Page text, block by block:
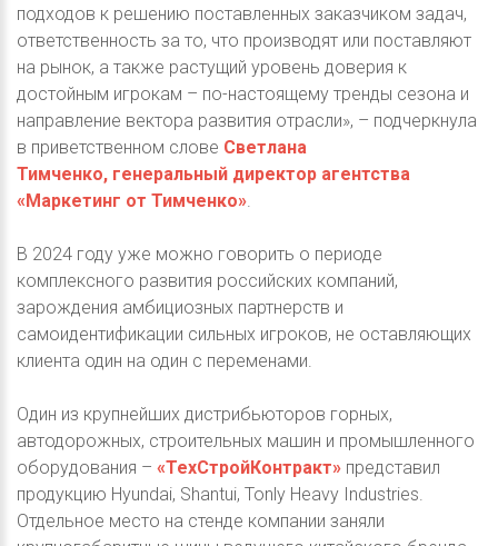
подходов к решению поставленных заказчиком задач,
ответственность за то, что производят или поставляют
на рынок, а также растущий уровень доверия к
достойным игрокам – по-настоящему тренды сезона и
направление вектора развития отрасли», – подчеркнула
в приветственном слове Светлана
Тимченко, генеральный директор агентства
«Маркетинг от Тимченко».
В 2024 году уже можно говорить о периоде
комплексного развития российских компаний,
зарождения амбициозных партнерств и
самоидентификации сильных игроков, не оставляющих
клиента один на один с переменами.
Один из крупнейших дистрибьюторов горных,
автодорожных, строительных машин и промышленного
оборудования – «ТехСтройКонтракт» представил
продукцию Hyundai, Shantui, Tonly Heavy Industries.
Отдельное место на стенде компании заняли